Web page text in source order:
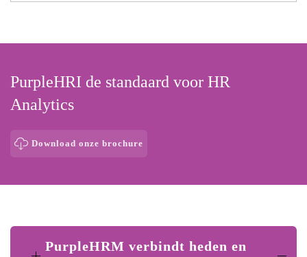
PurpleHRI de standaard voor HR
Analytics
Download onze brochure
PurpleHRM verbindt heden en